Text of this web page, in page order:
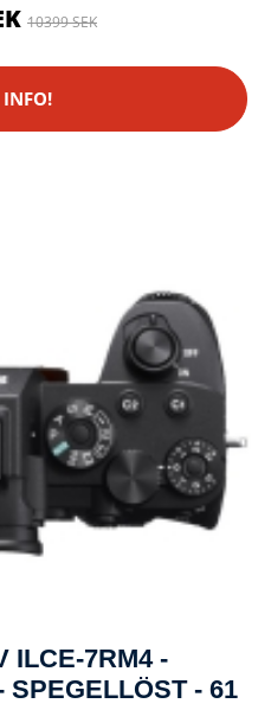
10399 SEK
INFO!
ILCE-7RM4 -
SPEGELLÖST - 61